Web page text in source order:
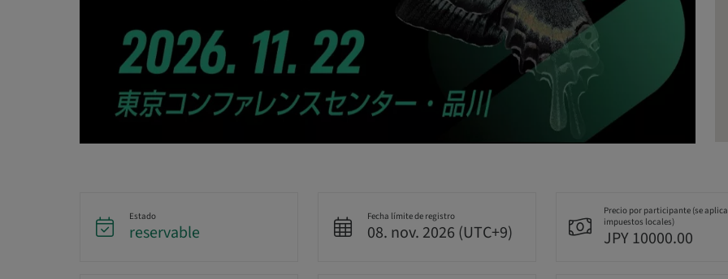
Estado
reservable
Fecha límite de registro
08. nov. 2026 (UTC+9)
Precio por participante (se
impuestos locales)
JPY 10000.00